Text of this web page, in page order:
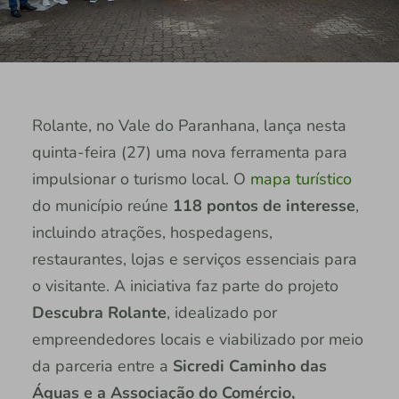
Rolante, no Vale do Paranhana, lança nesta
quinta-feira (27) uma nova ferramenta para
impulsionar o turismo local. O mapa turístico
do município reúne 118 pontos de interesse,
incluindo atrações, hospedagens,
restaurantes, lojas e serviços essenciais para
o visitante. A iniciativa faz parte do projeto
Descubra Rolante, idealizado por
empreendedores locais e viabilizado por meio
da parceria entre a Sicredi Caminho das
Águas e a Associação do Comércio,